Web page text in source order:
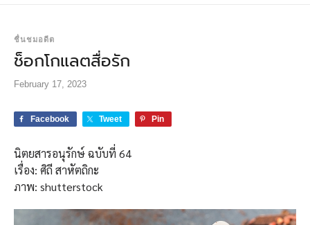
ชื่นชมอดีต
ช็อกโกแลตสื่อรัก
February 17, 2023
Facebook Tweet Pin
นิตยสารอนุรักษ์ ฉบับที่ 64
เรื่อง: ศิถี สาหัตถิกะ
ภาพ: shutterstock